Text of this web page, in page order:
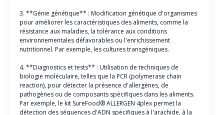
3. **Génie génétique** : Modification génétique d'organismes
pour améliorer les caractéristiques des aliments, comme la
résistance aux maladies, la tolérance aux conditions
environnementales défavorables ou l'enrichissement
nutritionnel. Par exemple, les cultures transgéniques.
4. **Diagnostics et tests** : Utilisation de techniques de
biologie moléculaire, telles que la PCR (polymerase chain
reaction), pour détecter la présence d'allergènes, de
pathogènes ou de composants spécifiques dans les aliments.
Par exemple, le kit SureFood® ALLERGEN 4plex permet la
détection des séquences d'ADN spécifiques à l'arachide, à la